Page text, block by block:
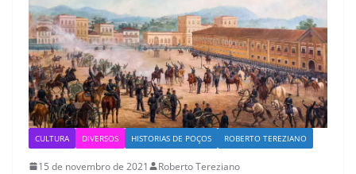
CULTURA DIVERSOS HISTORIAS DE POÇOS ROBERTO TEREZIANO
15 de novembro de 2021 Roberto Tereziano